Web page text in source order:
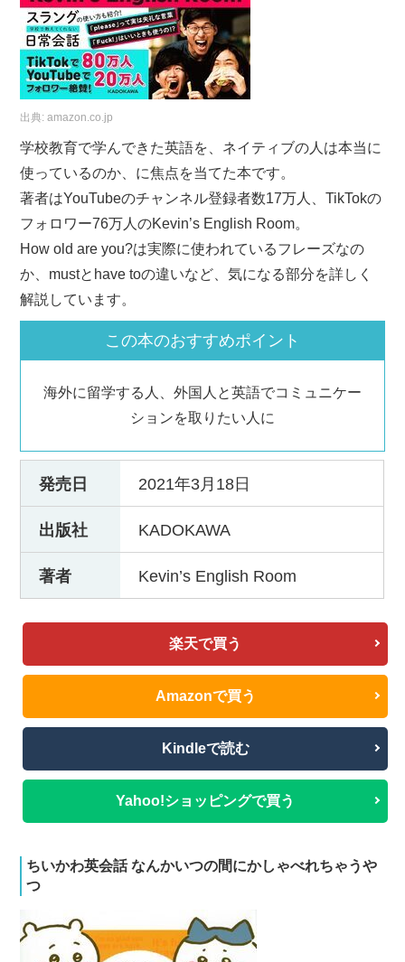
出典:amazon.co.jp
学校教育で学んできた英語を、ネイティブの人は本当に
使っているのか、に焦点を当てた本です。
著者はYouTubeのチャンネル登録者数17万人、TikTokの
フォロワー76万人のKevin’s English Room。
How old are you?は実際に使われているフレーズなの
か、mustとhave toの違いなど、気になる部分を詳しく
解説しています。
この本のおすすめポイント
海外に留学する人、外国人と英語でコミュニケー
ションを取りたい人に
発売日 2021年3月18日
出版社 KADOKAWA
著者 Kevin’s English Room
楽天で買う
Amazonで買う
Kindleで読む
Yahoo!ショッピングで買う
ちいかわ英会話 なんかいつの間にかしゃべれちゃうや
つ